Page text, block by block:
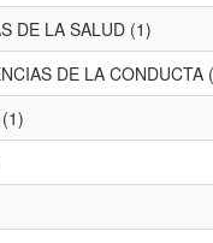
DE LA SALUD (1)
DE LA CONDUCTA